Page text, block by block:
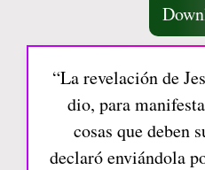
“La revelación de
dio, para
cosas que deben
declaró enviándola